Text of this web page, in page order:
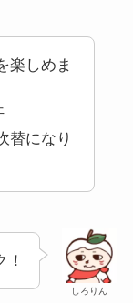
楽しめま
替になり
しろりん